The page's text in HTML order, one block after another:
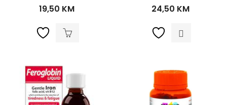
19,50 KM 24,50 KM